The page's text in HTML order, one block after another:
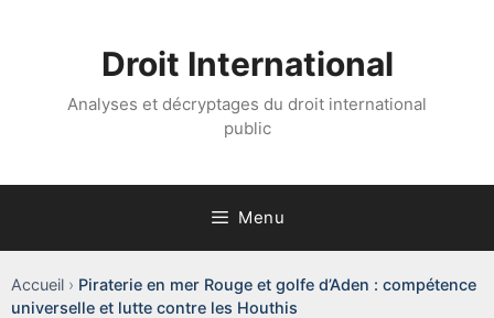
Droit International
Analyses et décryptages du droit international
public
Menu
Accueil › Piraterie en mer Rouge et golfe d’Aden : compétence
universelle et lutte contre les Houthis